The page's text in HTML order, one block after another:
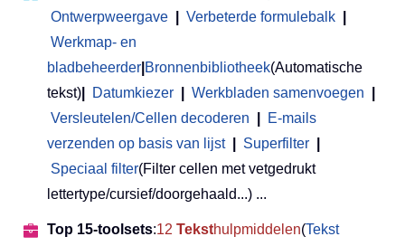
Ontwerpweergave
Verbeterde formulebalk
Werkmap- en
bladbeheerder Bronnenbibliotheek(Automatische
tekst)
Datumkiezer Werkbladen samenvoegen
Versleutelen/Cellen decoderen
E-mails
verzenden op basis van lijst
Superfilter
Speciaal filter(Filter cellen met vetgedrukt
lettertype/cursief/doorgehaald...) ...
Top 15-toolsets:12 Teksthulpmiddelen(Tekst